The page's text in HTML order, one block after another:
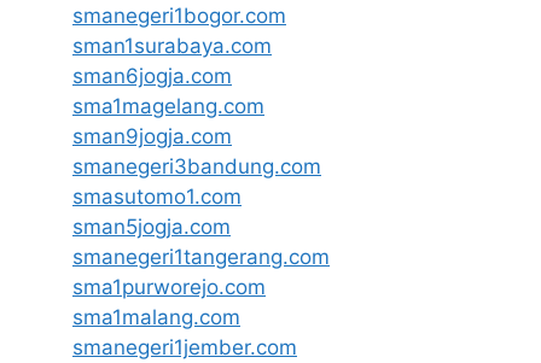
smanegeri1bogor.com
sman1surabaya.com
sman6jogja.com
sma1magelang.com
sman9jogja.com
smanegeri3bandung.com
smasutomo1.com
sman5jogja.com
smanegeri1tangerang.com
sma1purworejo.com
sma1malang.com
smanegeri1jember.com